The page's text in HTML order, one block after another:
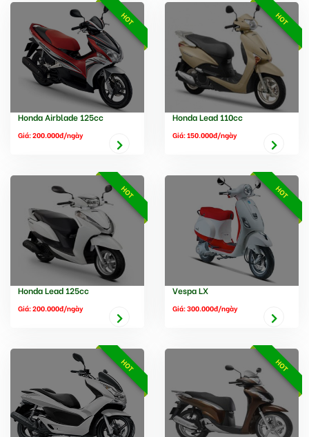
HOT
Honda Airblade 125cc
Giá: 200.000đ/ngày
HOT
Honda Lead 110cc
Giá: 150.000đ/ngày
HOT
Honda Lead 125cc
Giá: 200.000đ/ngày
HOT
Vespa LX
Giá: 300.000đ/ngày
HOT HOT